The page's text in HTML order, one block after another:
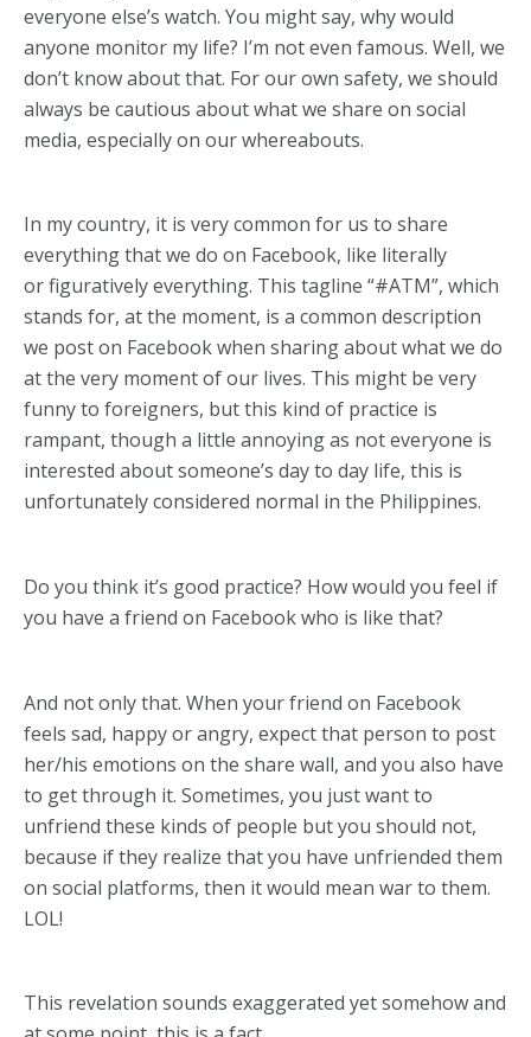
everyone else’s watch. You might say, why would
anyone monitor my life? I’m not even famous. Well, we
don’t know about that. For our own safety, we should
always be cautious about what we share on social
media, especially on our whereabouts.
In my country, it is very common for us to share
everything that we do on Facebook, like literally
or figuratively everything. This tagline “#ATM”, which
stands for, at the moment, is a common description
we post on Facebook when sharing about what we do
at the very moment of our lives. This might be very
funny to foreigners, but this kind of practice is
rampant, though a little annoying as not everyone is
interested about someone’s day to day life, this is
unfortunately considered normal in the Philippines.
Do you think it’s good practice? How would you feel if
you have a friend on Facebook who is like that?
And not only that. When your friend on Facebook
feels sad, happy or angry, expect that person to post
her/his emotions on the share wall, and you also have
to get through it. Sometimes, you just want to
unfriend these kinds of people but you should not,
because if they realize that you have unfriended them
on social platforms, then it would mean war to them.
LOL!
This revelation sounds exaggerated yet somehow and